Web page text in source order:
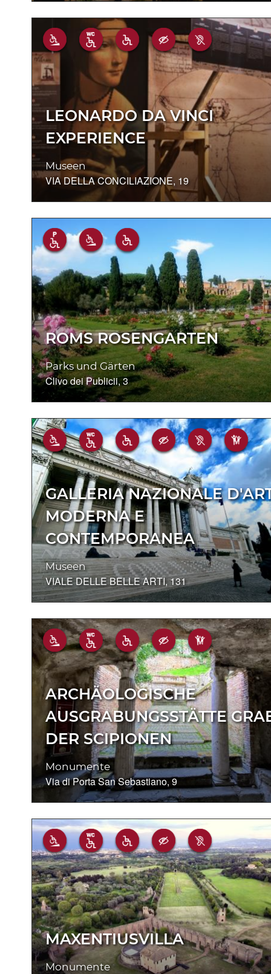
LEONARDO DA VINCI
EXPERIENCE
Museen
VIA DELLA CONCILIAZIONE, 19
ROMS ROSENGARTEN
Parks und Gärten
Clivo dei Publicii, 3
GALLERIA NAZIONALE
MODERNA E
CONTEMPORANEA
Museen
VIALE DELLE BELLE ARTI, 131
ARCHÄOLOGISCHE
AUSGRABUNGSSTÄTTE
DER SCIPIONEN
Monumente
Via di Porta San Sebastiano, 9
MAXENTIUSVILLA
Monumente